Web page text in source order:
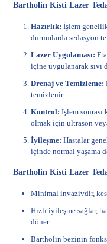
Bartholin Kisti Lazer
Hazırlık: İşlem
durumlarda sedasyon
Lazer Uygulaması:
içine uygulanarak sıvı
Drenaj ve Temizleme:
temizlenir.
Kontrol: İşlem
olmak için ultrason
İyileşme: Hastalar
içinde normal yaşama
Bartholin Kisti Lazer
Minimal invazivdir,
Hızlı iyileşme sağlar,
döner.
Bartholin bezinin